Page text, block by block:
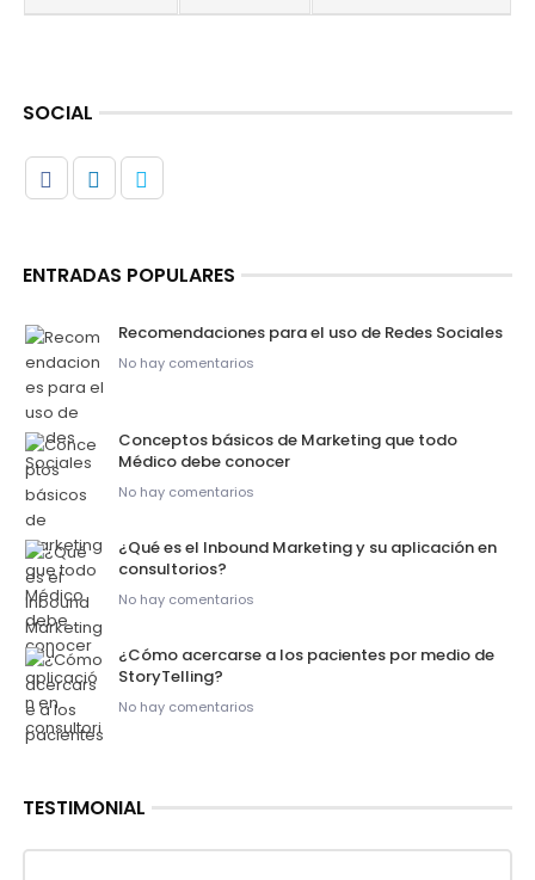
SOCIAL
ENTRADAS POPULARES
Recomendaciones para el uso de Redes Sociales
No hay comentarios
Conceptos básicos de Marketing que todo
Médico debe conocer
No hay comentarios
¿Qué es el Inbound Marketing y su aplicación en
consultorios?
No hay comentarios
¿Cómo acercarse a los pacientes por medio de
StoryTelling?
No hay comentarios
TESTIMONIAL